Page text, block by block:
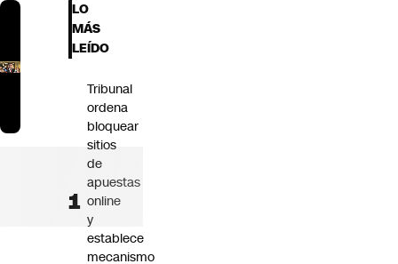
LO
MÁS
LEÍDO
Tribunal
ordena
bloquear
sitios
de
apuestas
online
y
establece
mecanismo